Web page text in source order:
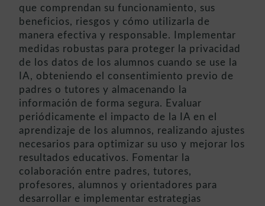
que comprendan su funcionamiento, sus
beneficios, riesgos y cómo utilizarla de
manera efectiva y responsable. Implementar
medidas robustas para proteger la privacidad
de los datos de los alumnos cuando se use la
IA, obteniendo el consentimiento previo de
padres o tutores y almacenando la
información de forma segura. Evaluar
periódicamente el impacto de la IA en el
aprendizaje de los alumnos, realizando ajustes
necesarios para optimizar su uso y mejorar los
resultados educativos. Fomentar la
colaboración entre padres, tutores,
profesores, alumnos y orientadores para
desarrollar e implementar estrategias